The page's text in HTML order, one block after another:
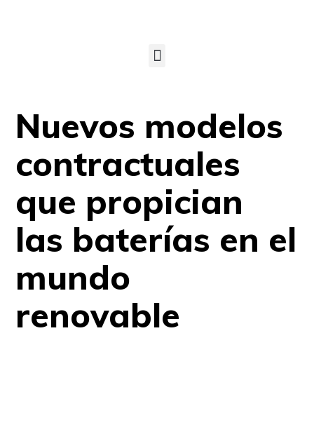
Nuevos modelos
contractuales
que propician
las baterías en el
mundo
renovable